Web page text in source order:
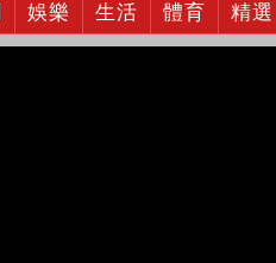
娛樂 生活 體育 精選